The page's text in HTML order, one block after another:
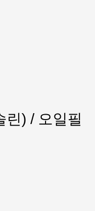
린) / 오일필